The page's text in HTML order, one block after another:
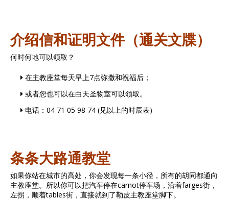
介绍信和证明文件（通关文牒）
何时何地可以领取？
在主教座堂每天早上7点弥撒和祝福后；
或者您也可以在白天圣物室可以领取。
电话：04 71 05 98 74 (见以上的时辰表)
条条大路通教堂
如果你站在城市的高处，你会发现每一条小径，所有的胡同都通向
主教座堂。所以你可以把汽车停在carnot停车场，沿着farges街，
左拐，顺着tables街，直接就到了勒皮主教座堂脚下。